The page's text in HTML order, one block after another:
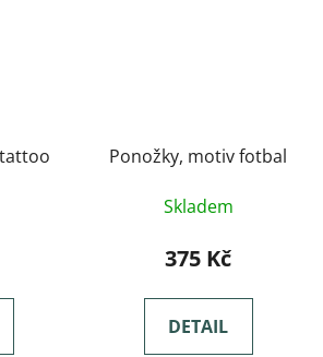
Ponožky, motiv fotbal
Skladem
375 Kč
DETAIL